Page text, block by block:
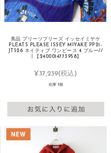
美品 プリーツプリーズ イッセイミヤケ
PLEATS PLEASE ISSEY MIYAKE PP21-
JT526 ネイティブ ワンピース 4 ブルー//
┃【2400014773958】
¥37,239(税込)
在庫 1個